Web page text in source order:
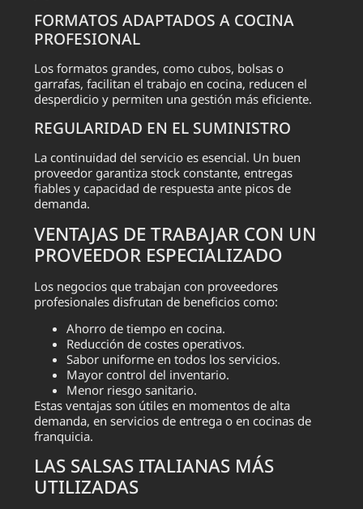
FORMATOS ADAPTADOS A COCINA
PROFESIONAL
Los formatos grandes, como cubos, bolsas o
garrafas, facilitan el trabajo en cocina, reducen el
desperdicio y permiten una gestión más eficiente.
REGULARIDAD EN EL SUMINISTRO
La continuidad del servicio es esencial. Un buen
proveedor garantiza stock constante, entregas
fiables y capacidad de respuesta ante picos de
demanda.
VENTAJAS DE TRABAJAR CON UN
PROVEEDOR ESPECIALIZADO
Los negocios que trabajan con proveedores
profesionales disfrutan de beneficios como:
Ahorro de tiempo en cocina.
Reducción de costes operativos.
Sabor uniforme en todos los servicios.
Mayor control del inventario.
Menor riesgo sanitario.
Estas ventajas son útiles en momentos de alta
demanda, en servicios de entrega o en cocinas de
franquicia.
LAS SALSAS ITALIANAS MÁS
UTILIZADAS